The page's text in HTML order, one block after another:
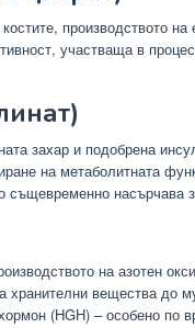
производството
участваща в
захар и подобрена
на метаболитната
същевременно насърчава
на азотен
хранителни вещества до
(HGH) – особено по